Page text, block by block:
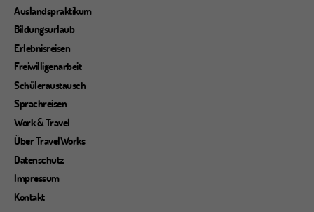
Auslandspraktikum
Bildungsurlaub
Erlebnisreisen
Freiwilligenarbeit
Schüleraustausch
Sprachreisen
Work & Travel
Über TravelWorks
Datenschutz
Impressum
Kontakt